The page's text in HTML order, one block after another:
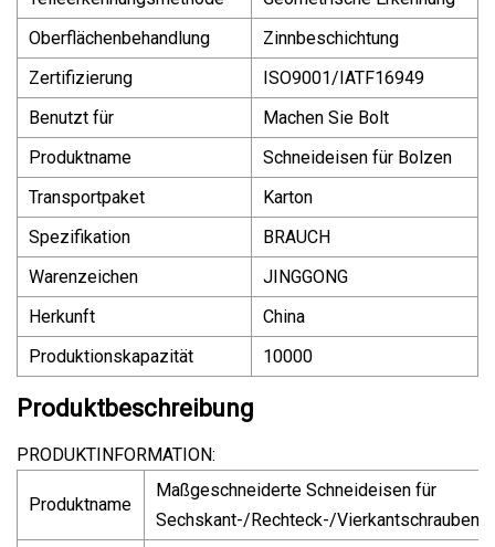
Oberflächenbehandlung
Zinnbeschichtung
Zertifizierung
ISO9001/IATF16949
Benutzt für
Machen Sie Bolt
Produktname
Schneideisen für Bolzen
Transportpaket
Karton
Spezifikation
BRAUCH
Warenzeichen
JINGGONG
Herkunft
China
Produktionskapazität
10000
Produktbeschreibung
PRODUKTINFORMATION:
Produktname
Maßgeschneiderte Schneideisen für
Sechskant-/Rechteck-/Vierkantschrauben